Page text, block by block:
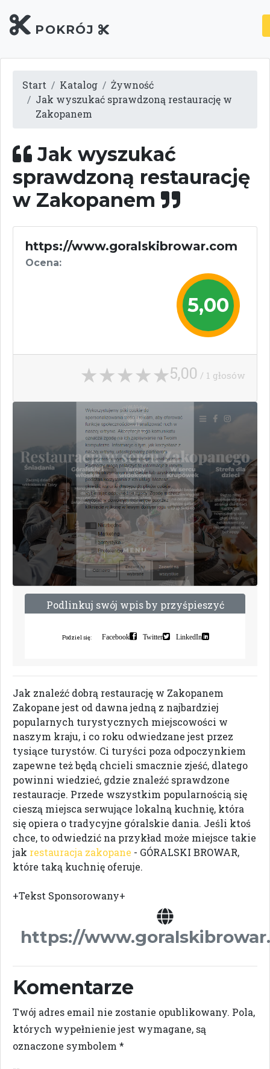
POKRÓJ
Start Katalog
Żywność
Jak wyszukać sprawdzoną restaurację w
Zakopanem
Jak wyszukać
sprawdzoną restaurację
w Zakopanem
https://www.goralskibrowar.com
Ocena:
5,00
5,00 / 1 głosów
Podlinkuj swój wpisby przyśpieszyć
Podziel się: Facebook Twitter LinkedIn
Jak znaleźć dobrą restaurację w Zakopanem
Zakopane jest od dawna jedną z najbardziej
popularnych turystycznych miejscowości w
naszym kraju, i co roku odwiedzane jest przez
tysiące turystów. Ci turyści poza odpoczynkiem
zapewne też będą chcieli smacznie zjeść, dlatego
powinni wiedzieć, gdzie znaleźć sprawdzone
restauracje. Przede wszystkim popularnością się
cieszą miejsca serwujące lokalną kuchnię, która
się opiera o tradycyjne góralskie dania. Jeśli ktoś
chce, to odwiedzić na przykład może miejsce takie
jak restauracja zakopane - GÓRALSKI BROWAR,
które taką kuchnię oferuje.
+Tekst Sponsorowany+
https://
Komentarze
Twój adres email nie zostanie opublikowany. Pola,
których wypełnienie jest wymagane, są
oznaczone symbolem *